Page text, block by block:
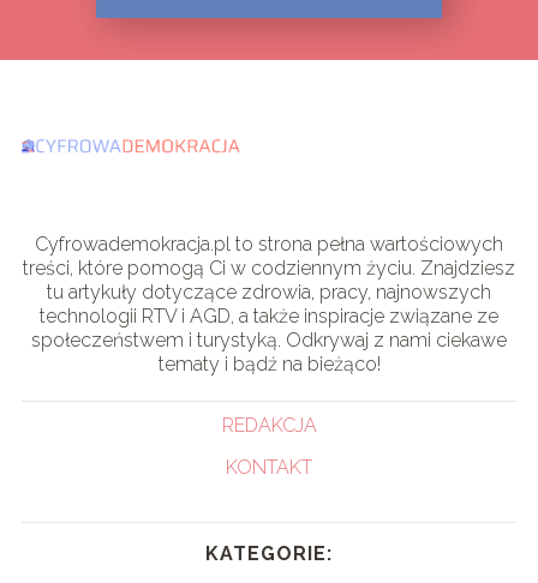
Cyfrowademokracja.pl to strona pełna wartościowych
treści, które pomogą Ci w codziennym życiu. Znajdziesz
tu artykuły dotyczące zdrowia, pracy, najnowszych
technologii RTV i AGD, a także inspiracje związane ze
społeczeństwem i turystyką. Odkrywaj z nami ciekawe
tematy i bądź na bieżąco!
REDAKCJA
KONTAKT
KATEGORIE: